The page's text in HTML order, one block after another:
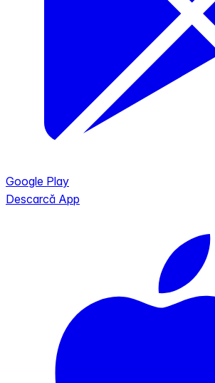
Google Play
Descarcă App